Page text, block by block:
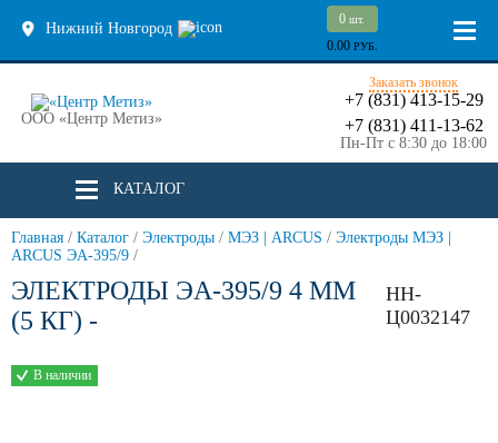
Нижний Новгород
0 шт.
0.00 РУБ.
ООО «Центр Метиз»
Заказать звонок
+7 (831) 413-15-29
+7 (831) 411-13-62
Пн-Пт с 8:30 до 18:00
КАТАЛОГ
Главная / Каталог / Электроды / МЭЗ | ARCUS / Электроды МЭЗ |
ARCUS ЭА-395/9 /
ЭЛЕКТРОДЫ ЭА-395/9 4 ММ
(5 КГ) -
НН-
Ц0032147
В наличии